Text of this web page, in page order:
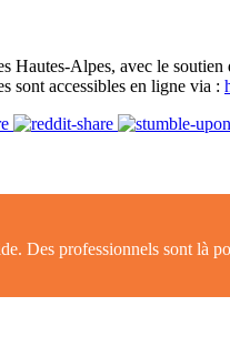
Alpes, avec le
sont accessibles en ligne via :
Des professionnels sont là